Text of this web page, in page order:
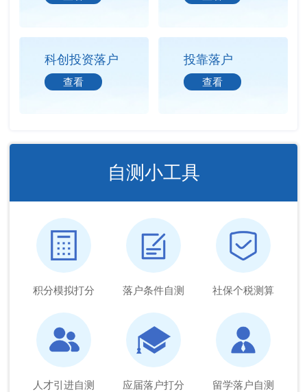
科创投资落户
查看
投靠落户
查看
自测小工具
积分模拟打分 落户条件自测 社保个税测算
人才引进自测 应届落户打分 留学落户自测